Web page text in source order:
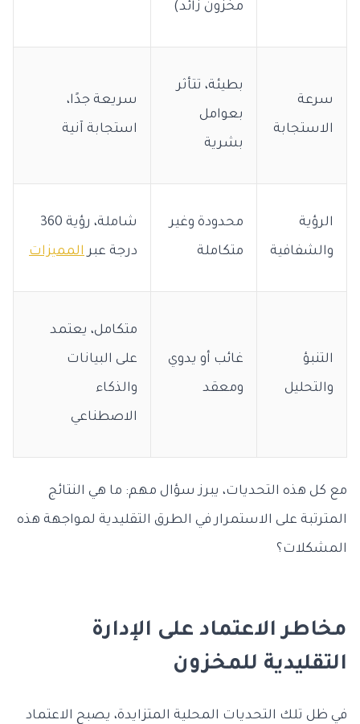
مخزون زائد)
سرعة
الاستجابة
بطيئة، تتأثر
بعوامل
بشرية
سريعة جدًا،
استجابة آنية
الرؤية
والشفافية
محدودة وغير
متكاملة
شاملة، رؤية 360
درجة عبرالمميزات
التنبؤ
والتحليل
غائب أو يدوي
ومعقد
متكامل، يعتمد
على البيانات
والذكاء
الاصطناعي
مع كل هذه التحديات، يبرز سؤال مهم: ما هي النتائج
المترتبة على الاستمرار في الطرق التقليدية لمواجهة هذه
المشكلات؟
مخاطر الاعتماد على الإدارة
التقليدية للمخزون
في ظل تلك التحديات المحلية المتزايدة، يصبح الاعتماد